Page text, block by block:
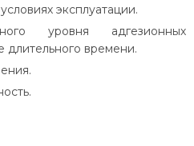
эксплуатации.
уровня адгезионных
длительного времени.